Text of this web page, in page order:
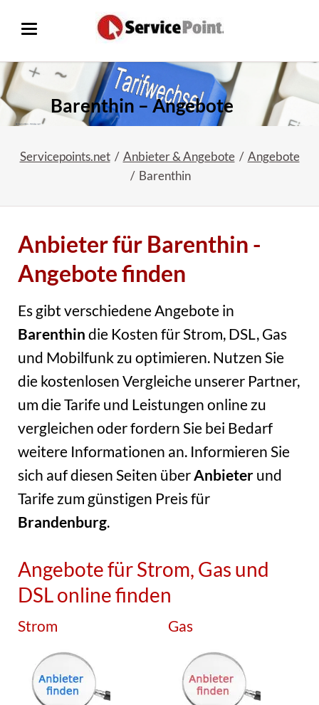
Barenthin – Angebote
Servicepoints.net Anbieter & Angebote
Angebote
Barenthin
Anbieter für Barenthin -
Angebote finden
Es gibt verschiedene Angebote in
Barenthindie Kosten für Strom, DSL, Gas
und Mobilfunk zu optimieren. Nutzen Sie
die kostenlosen Vergleiche unserer Partner,
um die Tarife und Leistungen online zu
vergleichen oder fordern Sie bei Bedarf
weitere Informationen an. Informieren Sie
sich auf diesen Seiten überAnbieterund
Tarife zum günstigen Preis für
Brandenburg.
Angebote für Strom, Gas und
DSL online finden
Strom Gas